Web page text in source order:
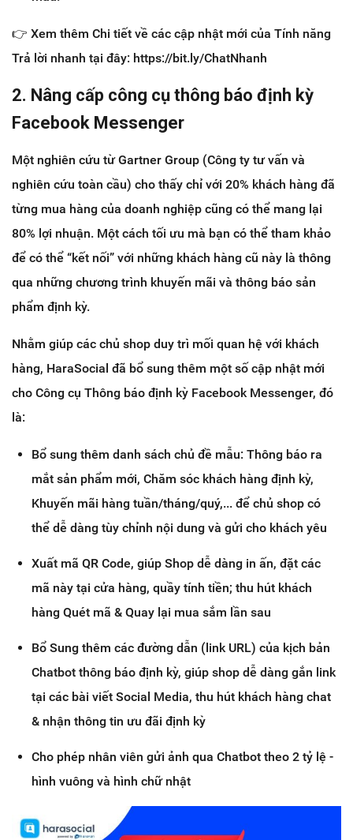
👉 Xem thêm Chi tiết về các cập nhật mới của Tính năng
Trả lời nhanh tại đây: https://bit.ly/ChatNhanh
2. Nâng cấp công cụ thông báo định kỳ
Facebook Messenger
Một nghiên cứu từ Gartner Group (Công ty tư vấn và
nghiên cứu toàn cầu) cho thấy chỉ với 20% khách hàng đã
từng mua hàng của doanh nghiệp cũng có thể mang lại
80% lợi nhuận. Một cách tối ưu mà bạn có thể tham khảo
để có thể “kết nối” với những khách hàng cũ này là thông
qua những chương trình khuyến mãi và thông báo sản
phẩm định kỳ.
Nhằm giúp các chủ shop duy trì mối quan hệ với khách
hàng, HaraSocial đã bổ sung thêm một số cập nhật mới
cho Công cụ Thông báo định kỳ Facebook Messenger, đó
là:
Bổ sung thêm danh sách chủ đề mẫu: Thông báo ra
mắt sản phẩm mới, Chăm sóc khách hàng định kỳ,
Khuyến mãi hàng tuần/tháng/quý,... để chủ shop có
thể dễ dàng tùy chỉnh nội dung và gửi cho khách yêu
Xuất mã QR Code, giúp Shop dễ dàng in ấn, đặt các
mã này tại cửa hàng, quầy tính tiền; thu hút khách
hàng Quét mã & Quay lại mua sắm lần sau
Bổ Sung thêm các đường dẫn (link URL) của kịch bản
Chatbot thông báo định kỳ, giúp shop dễ dàng gắn link
tại các bài viết Social Media, thu hút khách hàng chat
& nhận thông tin ưu đãi định kỳ
Cho phép nhân viên gửi ảnh qua Chatbot theo 2 tỷ lệ -
hình vuông và hình chữ nhật